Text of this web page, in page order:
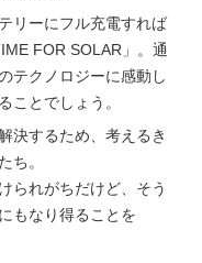
リーにフル充電すれば
FOR SOLAR」。通
テクノロジーに感動し
ことでしょう。
決するため、考えるき
ち。
られがちだけど、そう
もなり得ることを